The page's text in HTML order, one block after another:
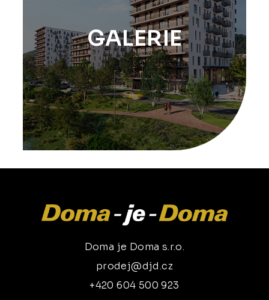
GALERIE
Doma je Doma s.r.o.
prodej@djd.cz
+420 604 500 923